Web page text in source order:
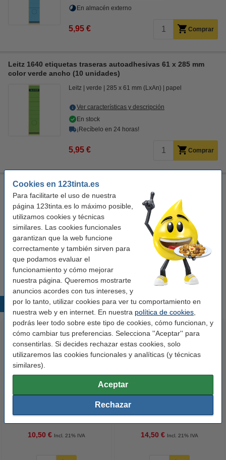
Cookies en 123tinta.es
Para facilitarte el uso de nuestra
página 123tinta.es lo máximo posible,
utilizamos cookies y técnicas
similares. Las cookies funcionales
garantizan que la web funcione
correctamente y también sirven para
que podamos evaluar el
funcionamiento y cómo mejorar
nuestra página. Queremos mostrarte
anuncios acordes con tus intereses, y
por lo tanto, utilizar cookies para ver tu comportamiento en
nuestra web y en internet. En nuestra política de cookies
podrás leer todo sobre este tipo de cookies, cómo funcionan, y
cómo cambiar tus preferencias. Selecciona ''Aceptar'' para
consentirlas. Si decides rechazar estas cookies, solo
utilizaremos las cookies funcionales y analíticas (y técnicas
similares).
Aceptar
Rechazar
En almacén externo
5,95 € Comprar
Leitz 1640 etiquetas traseras autoadhesivas 61 x 285 mm
color verde ancho (10 unidades)
Leitz verde 285 x 61 mm (LxAn) papel
Ver características y descripción
En stock
¡Recíbelo en 24 horas!
5,95 € Comprar
Leitz 1640 etiquetas traseras autoadhesivas ancho 61 x 285
mm rojas (10 unidades)
Leitz rojo 285 x 61 mm (LxAn) papel
Ver características y descripción
En almacén externo
5,95 € Comprar
Productos destacados
15 cm | 260g | 100 hojas
10,50 € Incl. 21% IVA
unidades
14,50 € Incl. 21% IVA